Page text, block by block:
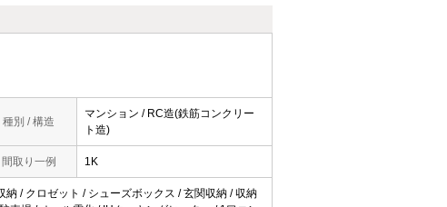
種別 / 構造
マンション / RC造(鉄筋コンクリー
ト造)
間取り一例 1K
/ クロゼット / シューズボックス / 玄関収納 / 収納